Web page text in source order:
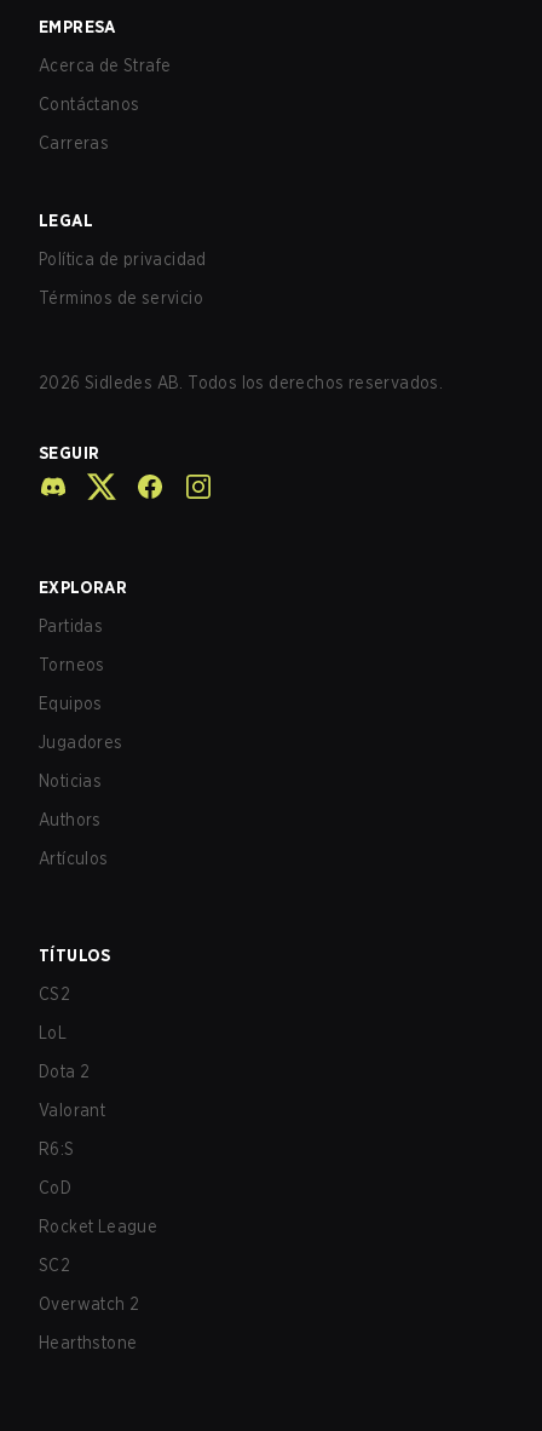
EMPRESA
Acerca de Strafe
Contáctanos
Carreras
LEGAL
Política de privacidad
Términos de servicio
2026 Sidledes AB. Todos los derechos reservados.
SEGUIR
EXPLORAR
Partidas
Torneos
Equipos
Jugadores
Noticias
Authors
Artículos
TÍTULOS
CS2
LoL
Dota 2
Valorant
R6:S
CoD
Rocket League
SC2
Overwatch 2
Hearthstone